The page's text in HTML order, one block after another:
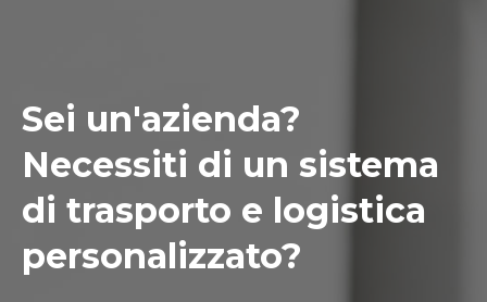
Sei un'azienda?
Necessiti di un sistema
di trasporto e logistica
personalizzato?